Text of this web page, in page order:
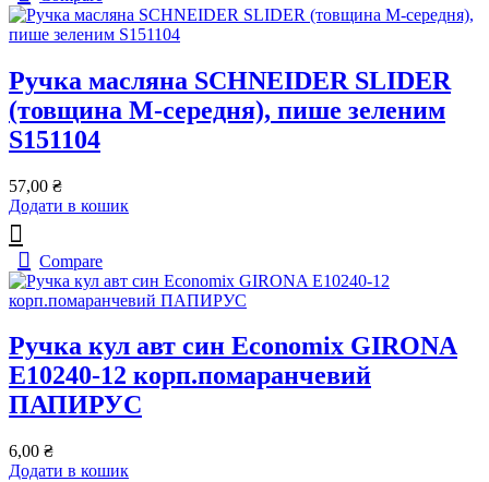
Ручка масляна SCHNEIDER SLIDER
(товщина М-середня), пише зеленим
S151104
57,00 ₴
Додати в кошик
Compare
Ручка кул авт син Economix GIRONA
Е10240-12 корп.помаранчевий
ПАПИРУС
6,00 ₴
Додати в кошик